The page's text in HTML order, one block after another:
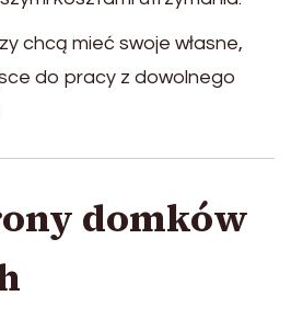
chcą mieć swoje własne,
do pracy z dowolnego
domków